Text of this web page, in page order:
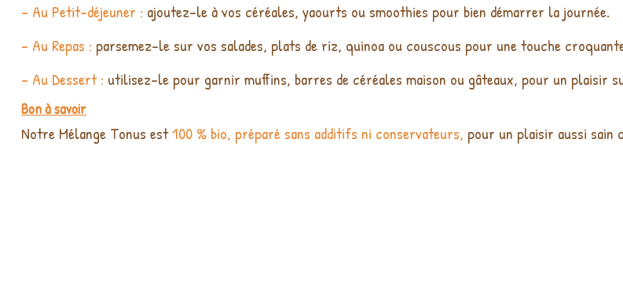
- Au Petit-déjeuner : ajoutez-le à vos céréales, yaourts ou smoothies pour bien démarrer la journée.
- Au Repas : parsemez-le sur vos salades, plats de riz, quinoa ou couscous pour une touche
- Au Dessert : utilisez-le pour garnir muffins, barres de céréales maison ou gâteaux, pour un plaisir
Bon à savoir
Notre Mélange Tonus est100 % bio, préparé sans additifs ni conservateurs, pour un plaisir aussi sain